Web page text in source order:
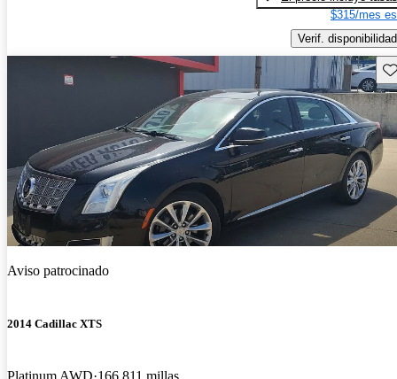
$315/mes
Verif. disponibilidad
Aviso patrocinado
2014 Cadillac XTS